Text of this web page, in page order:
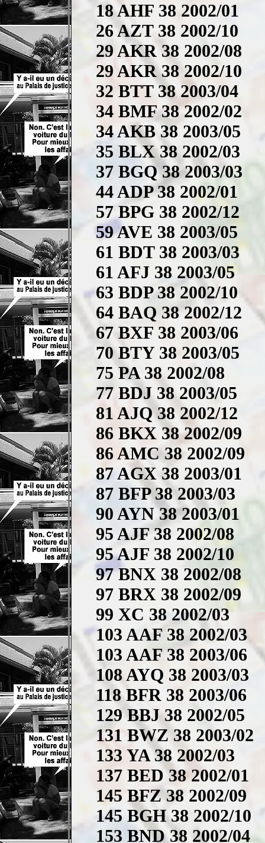
18 AHF 38 2002/01
26 AZT 38 2002/10
29 AKR 38 2002/08
29 AKR 38 2002/10
32 BTT 38 2003/04
34 BMF 38 2002/02
34 AKB 38 2003/05
35 BLX 38 2002/03
37 BGQ 38 2003/03
44 ADP 38 2002/01
57 BPG 38 2002/12
59 AVE 38 2003/05
61 BDT 38 2003/03
61 AFJ 38 2003/05
63 BDP 38 2002/10
64 BAQ 38 2002/12
67 BXF 38 2003/06
70 BTY 38 2003/05
75 PA 38 2002/08
77 BDJ 38 2003/05
81 AJQ 38 2002/12
86 BKX 38 2002/09
86 AMC 38 2002/09
87 AGX 38 2003/01
87 BFP 38 2003/03
90 AYN 38 2003/01
95 AJF 38 2002/08
95 AJF 38 2002/10
97 BNX 38 2002/08
97 BRX 38 2002/09
99 XC 38 2002/03
103 AAF 38 2002/03
103 AAF 38 2003/06
108 AYQ 38 2003/03
118 BFR 38 2003/06
129 BBJ 38 2002/05
131 BWZ 38 2003/02
133 YA 38 2002/03
137 BED 38 2002/01
145 BFZ 38 2002/09
145 BGH 38 2002/10
153 BND 38 2002/04